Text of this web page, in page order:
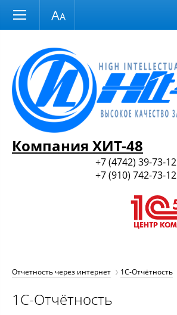
Размер шрифта
Компания ХИТ-48
+7 (4742) 39-73-12
+7 (910) 742-73-12
Отчетность через интернет 1С-Отчётность
1С-Отчётность